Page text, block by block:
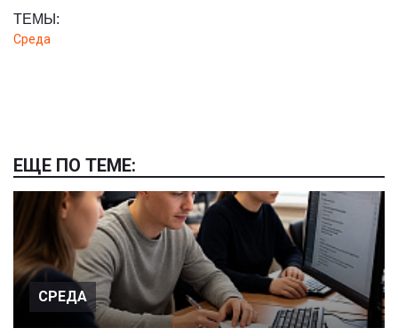
ТЕМЫ:
Среда
ЕЩЕ ПО ТЕМЕ:
СРЕДА